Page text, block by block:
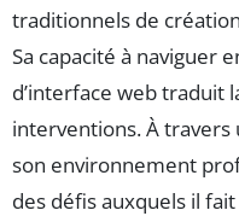
traditionnels de
Sa capacité à naviguer
d’interface web traduit
interventions. À travers
son environnement
des défis auxquels il